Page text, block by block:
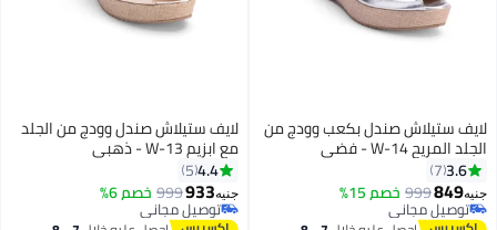
3
لايف ستيلاش صندل بكعب وودج من
الجلد المريح W-14 - فضي
3.6
7
جنيه849
999 خصم 15%
توصيل مجاني 3
لايف ستيلاش صندل وودج من الجلد
مع ابزيم W-13 - ذهبي
4.4
5
جنيه933
999 خصم 6%
توصيل مجاني